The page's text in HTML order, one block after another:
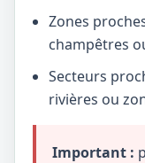
Zones
champêtres
Secteurs
rivières ou
Important :